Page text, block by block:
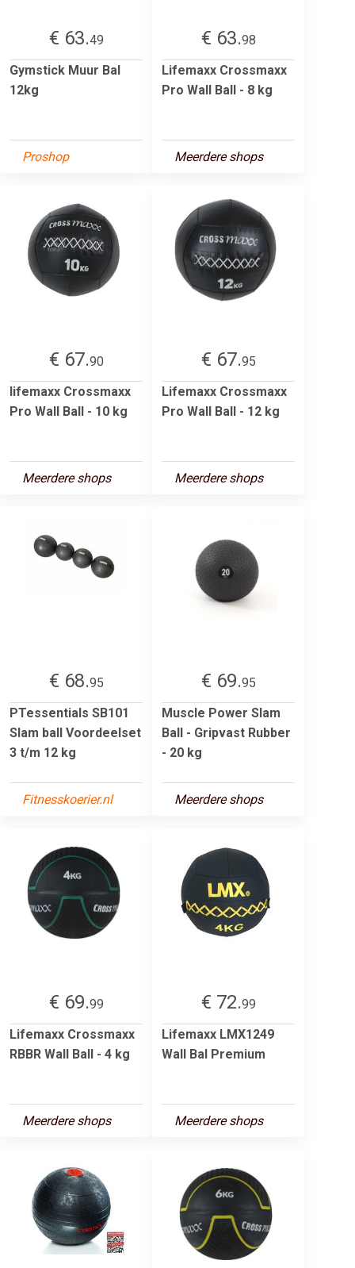
€ 63.49
Gymstick Muur Bal
12kg
Proshop
€ 63.98
Lifemaxx Crossmaxx
Pro Wall Ball - 8 kg
Meerdere shops
€ 67.90
lifemaxx Crossmaxx
Pro Wall Ball - 10 kg
Meerdere shops
€ 67.95
Lifemaxx Crossmaxx
Pro Wall Ball - 12 kg
Meerdere shops
€ 68.95
PTessentials SB101
Slam ball Voordeelset
3 t/m 12 kg
Fitnesskoerier.nl
€ 69.95
Muscle Power Slam
Ball - Gripvast Rubber
- 20 kg
Meerdere shops
€ 69.99
Lifemaxx Crossmaxx
RBBR Wall Ball - 4 kg
Meerdere shops
€ 72.99
Lifemaxx LMX1249
Wall Bal Premium
Meerdere shops